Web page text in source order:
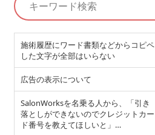
施術履歴にワード書類などからコピペ
した文字が全部はいらない
広告の表示について
SalonWorksを名乗る人から、「引き
落としができないのでクレジットカー
ド番号を教えてほしいと」…